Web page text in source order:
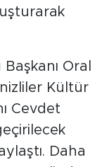
Oral
Kültür
Cevdet
Daha